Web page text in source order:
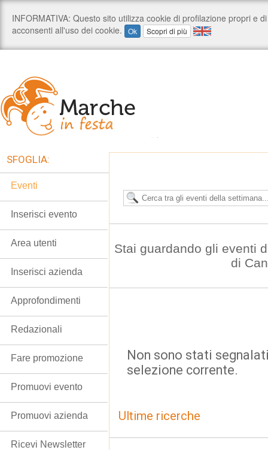
Stai guardando gli eventi
di
Non sono stati
selezione corrente.
Ultime ricerche
SFOGLIA:
Eventi
Inserisci evento
Area utenti
Inserisci azienda
Approfondimenti
Redazionali
Fare promozione
Promuovi evento
Promuovi azienda
Ricevi Newsletter